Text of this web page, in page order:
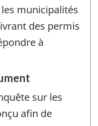
municipalités
des permis
à
sur les
afin de